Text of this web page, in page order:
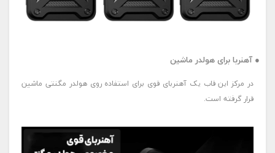
● آهنربا برای هولدر ماشین
در مرکز این قاب یک آهنربای قوی برای استفاده روی هولدر مگنتی ماشین
قرار گرفته است.